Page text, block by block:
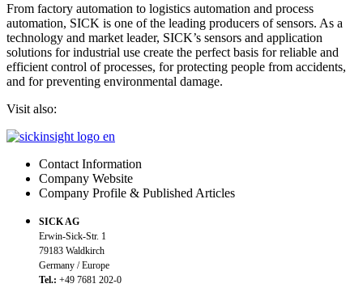
From factory automation to logistics automation and process
automation, SICK is one of the leading producers of sensors. As a
technology and market leader, SICK’s sensors and application
solutions for industrial use create the perfect basis for reliable and
efficient control of processes, for protecting people from accidents,
and for preventing environmental damage.
Visit also:
Contact Information
Company Website
Company Profile & Published Articles
SICK AG
Erwin-Sick-Str. 1
79183 Waldkirch
Germany / Europe
Tel.: +49 7681 202-0